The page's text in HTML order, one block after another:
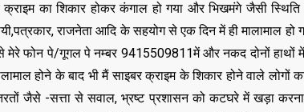
का शिकार होकर कंगाल हो गया और भिखमंगे जैसी स्थिति
राजनेता आदि के सहयोग से एक दिन में ही मालामाल हो
फोन पे/गूगल पे नम्बर 9415509811में और नकद दोनों हाथों
होने के बाद भी मैं साइबर क्राइम के शिकार होने वाले लोगों
जैसे -सत्ता से सवाल, भ्रष्ट प्रशासन को कटघरे में खड़ा